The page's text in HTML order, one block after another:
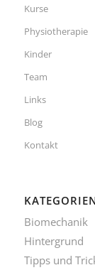
Kurse
Physiotherapie
Kinder
Team
Links
Blog
Kontakt
Biomechanik
Hintergrund
Tipps und